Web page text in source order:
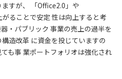
すが、 「Office2.0」や
がることで安定 性は向上すると考
・パブリック 事業の売上の過半を
造改革 に資金を投じていますの
も事 業ポートフォリオは強化され